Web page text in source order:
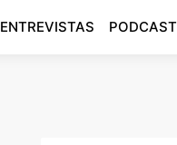
ENTREVISTAS PODCAST